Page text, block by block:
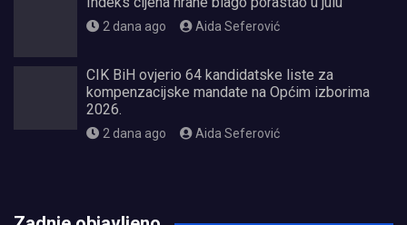
2 dana ago Aida Seferović
CIK BiH ovjerio 64 kandidatske liste za
kompenzacijske mandate na Općim izborima
2026.
2 dana ago Aida Seferović